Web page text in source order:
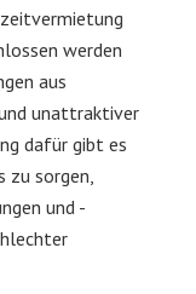
werden
aus
unattraktiver
dafür gibt es
zu sorgen,
und -